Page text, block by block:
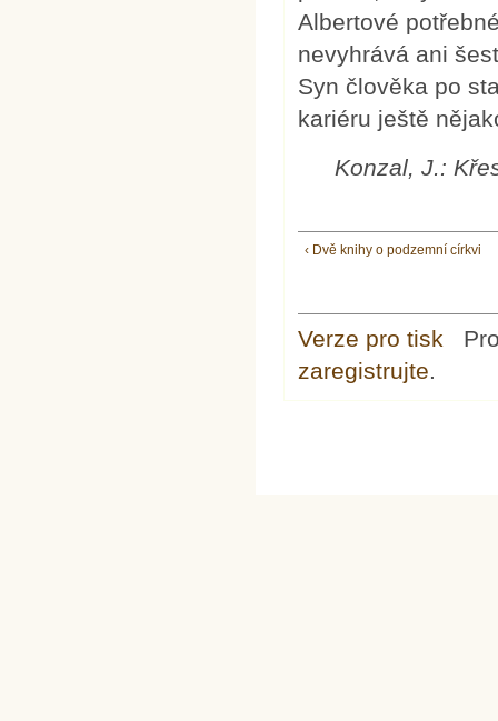
Albertové
nevyhrává ani
Syn člověka po
kariéru ještě
Konzal, J.:
‹ Dvě knihy o podzemní církvi
Verze pro tisk
zaregistrujte.